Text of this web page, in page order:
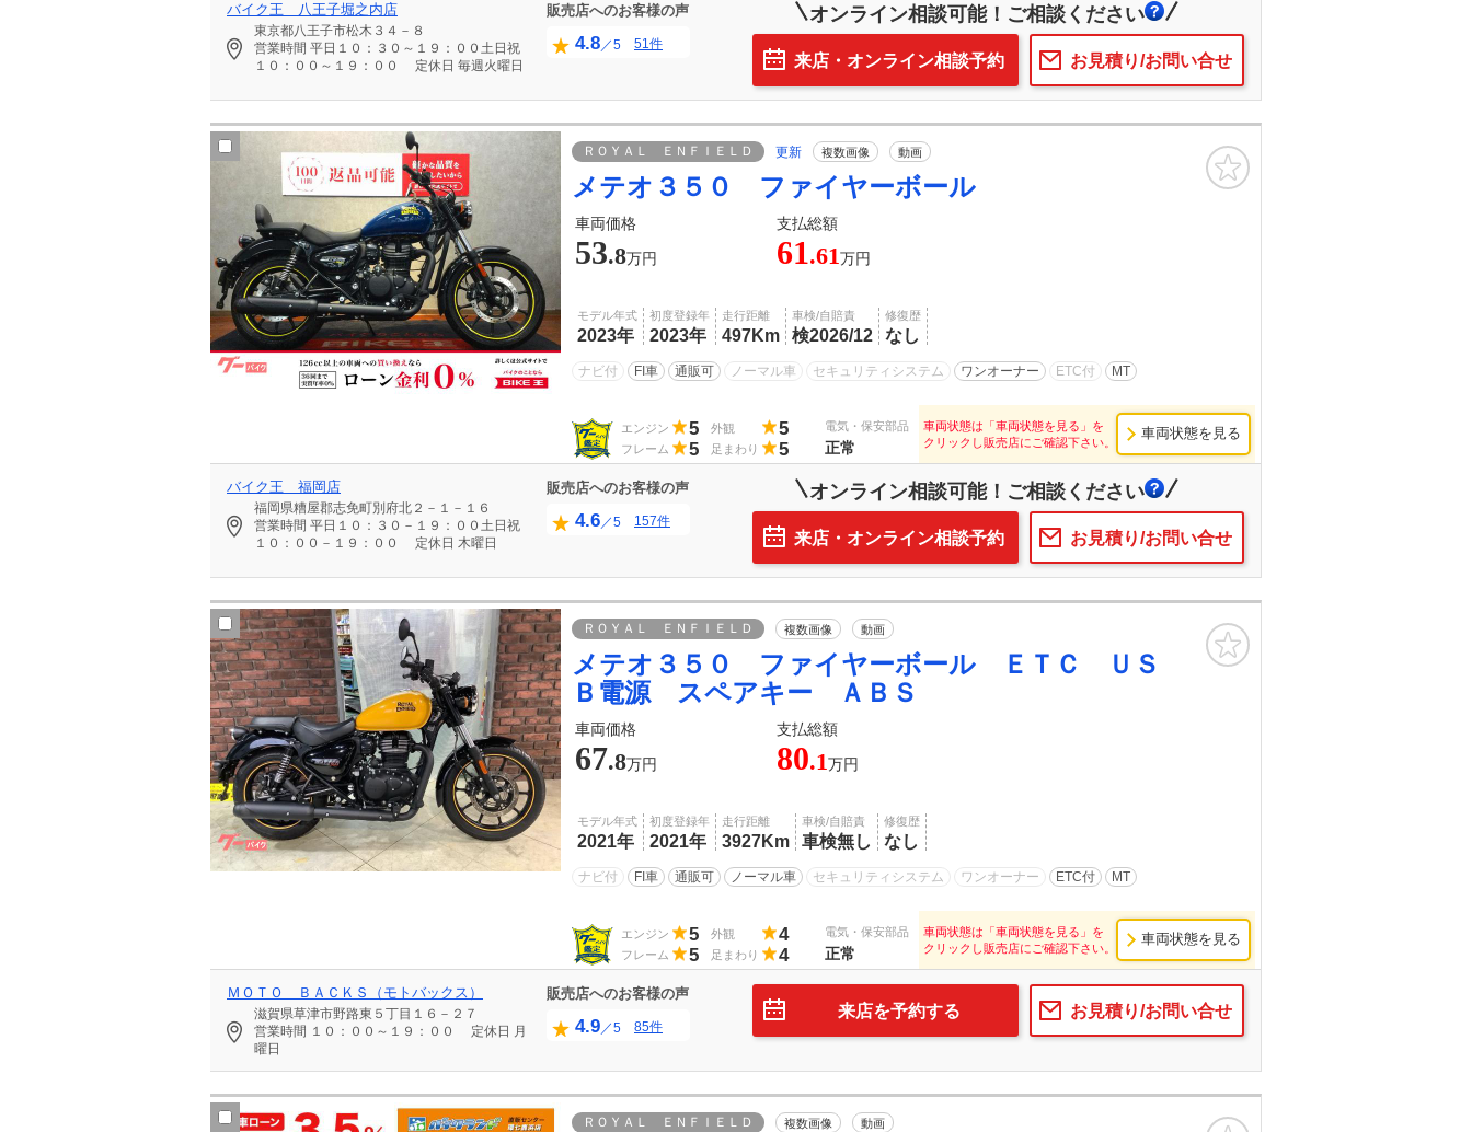
バイク王 八王子堀之内店
東京都八王子市松木３４－８
営業時間 平日１０：３０～１９：００土日祝
１０：００～１９：００
定休日 毎週火曜日
販売店へのお客様の声
4.8／5 51件
オンライン相談可能！ご相談ください
お見積り/お問い合せ
来店・オンライン相談予約
ＲＯＹＡＬ ＥＮＦＩＥＬＤ 更新 複数画像 動画
メテオ３５０ ファイヤーボール
車両価格 支払総額
53.8万円 61.61万円
モデル年式
2023年
初度登録年
2023年
走行距離
497Km
車検/自賠責
検2026/12
修復歴
なし
ナビ付 FI車 通販可 ノーマル車 セキュリティシステム ワンオーナー ETC付 MT
エンジン 5 外観 5
フレーム 5 足まわり 5
電気・保安部品
正常
車両状態は「車両状態を見る」を
クリックし販売店にご確認下さい。
車両状態を見る
バイク王 福岡店
福岡県糟屋郡志免町別府北２－１－１６
営業時間 平日１０：３０－１９：００土日祝
１０：００－１９：００
定休日 木曜日
販売店へのお客様の声
4.6／5 157件
オンライン相談可能！ご相談ください
お見積り/お問い合せ
来店・オンライン相談予約
ＲＯＹＡＬ ＥＮＦＩＥＬＤ 複数画像 動画
メテオ３５０ ファイヤーボール ＥＴＣ ＵＳ
Ｂ電源 スペアキー ＡＢＳ
車両価格 支払総額
67.8万円 80.1万円
モデル年式
2021年
初度登録年
2021年
走行距離
3927Km
車検/自賠責
車検無し
修復歴
なし
ナビ付 FI車 通販可 ノーマル車 セキュリティシステム ワンオーナー ETC付 MT
エンジン 5 外観 4
フレーム 5 足まわり 4
電気・保安部品
正常
車両状態は「車両状態を見る」を
クリックし販売店にご確認下さい。
車両状態を見る
ＭＯＴＯ ＢＡＣＫＳ（モトバックス）
滋賀県草津市野路東５丁目１６－２７
営業時間 １０：００～１９：００ 定休日 月
曜日
販売店へのお客様の声
4.9／5 85件
お見積り/お問い合せ
来店を予約する
ＲＯＹＡＬ ＥＮＦＩＥＬＤ 複数画像 動画